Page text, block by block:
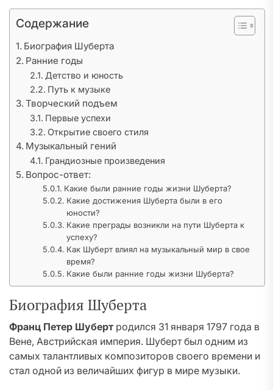
Содержание
Биография Шуберта
Ранние годы
Детство и юность
Путь к музыке
Творческий подъем
Первые успехи
Открытие своего стиля
Музыкальный гений
Грандиозные произведения
Вопрос-ответ:
Какие были ранние годы жизни Шуберта?
Какие достижения Шуберта были в его
юности?
Какие преграды возникли на пути Шуберта к
успеху?
Как Шуберт влиял на музыкальный мир в свое
время?
Какие были ранние годы жизни Шуберта?
Биография Шуберта
Франц Петер Шуберт родился 31 января 1797 года в
Вене, Австрийская империя. Шуберт был одним из
самых талантливых композиторов своего времени и
стал одной из величайших фигур в мире музыки.